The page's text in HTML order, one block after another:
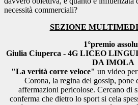
necessità commerciali?
SEZIONE
1°premio
Giulia Ciuperca - 4G LICEO
DA IMOLA
"La verità corre veloce" un video
Corona, la regina del gossip, pone
affermazioni pericolose. Cercano di
conferma che dietro lo sport si cela